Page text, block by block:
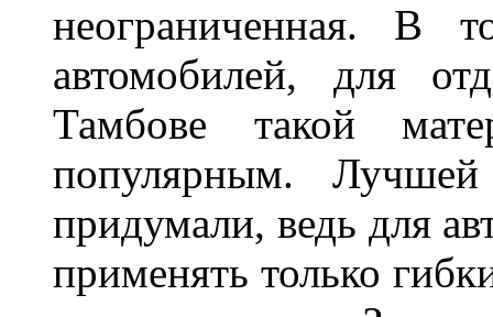
неограниченная.
автомобилей, для
Тамбове такой
популярным.
придумали, ведь для
применять только